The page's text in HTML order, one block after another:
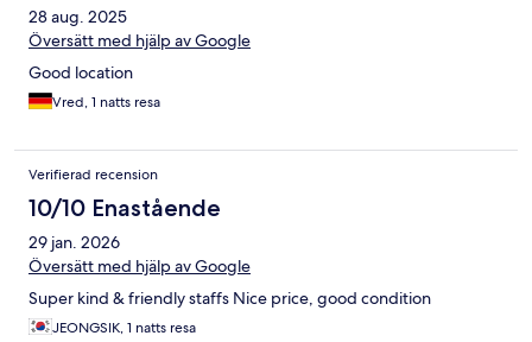
28 aug. 2025
Översätt med hjälp av Google
Good location
Vred, 1 natts resa
Verifierad recension
10/10 Enastående
29 jan. 2026
Översätt med hjälp av Google
Super kind & friendly staffs Nice price, good condition
JEONGSIK, 1 natts resa